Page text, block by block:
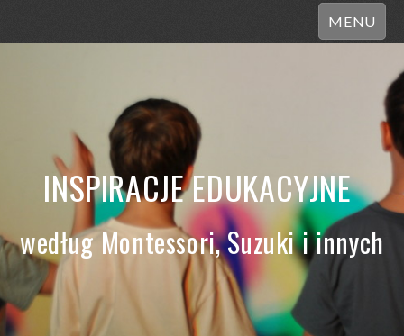
MENU
INSPIRACJE EDUKACYJNE
według Montessori, Suzuki i innych